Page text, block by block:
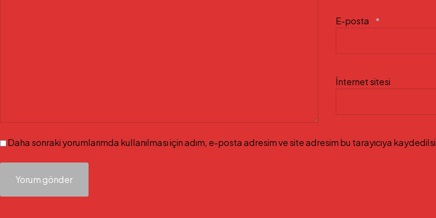
E-posta *
İnternet sitesi
Daha sonraki yorumlarımda kullanılması için adım, e-posta adresim ve site adresim bu tarayıcıya